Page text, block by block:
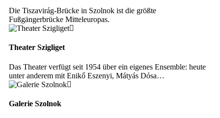
Die Tiszavirág-Brücke in Szolnok ist die größte
Fußgängerbrücke Mitteleuropas.
Theater Szigliget
Das Theater verfügt seit 1954 über ein eigenes Ensemble: heute
unter anderem mit Enikő Eszenyi, Mátyás Dósa…
Galerie Szolnok